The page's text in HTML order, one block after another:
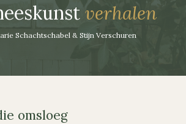
verhalen
Schachtschabel & Stijn Verschuren
omsloeg